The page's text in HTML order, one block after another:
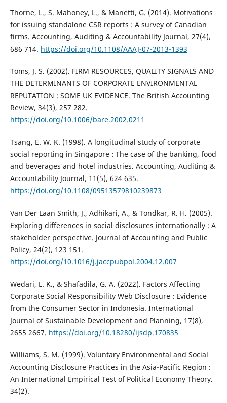
Thorne, L., S. Mahoney, L., & Manetti, G. (2014). Motivations
for issuing standalone CSR reports : A survey of Canadian
firms. Accounting, Auditing & Accountability Journal, 27(4),
686 714. https://doi.org/10.1108/AAAJ-07-2013-1393
Toms, J. S. (2002). FIRM RESOURCES, QUALITY SIGNALS AND
THE DETERMINANTS OF CORPORATE ENVIRONMENTAL
REPUTATION : SOME UK EVIDENCE. The British Accounting
Review, 34(3), 257 282.
https://doi.org/10.1006/bare.2002.0211
Tsang, E. W. K. (1998). A longitudinal study of corporate
social reporting in Singapore : The case of the banking, food
and beverages and hotel industries. Accounting, Auditing &
Accountability Journal, 11(5), 624 635.
https://doi.org/10.1108/09513579810239873
Van Der Laan Smith, J., Adhikari, A., & Tondkar, R. H. (2005).
Exploring differences in social disclosures internationally : A
stakeholder perspective. Journal of Accounting and Public
Policy, 24(2), 123 151.
https://doi.org/10.1016/j.jaccpubpol.2004.12.007
Wedari, L. K., & Shafadila, G. A. (2022). Factors Affecting
Corporate Social Responsibility Web Disclosure : Evidence
from the Consumer Sector in Indonesia. International
Journal of Sustainable Development and Planning, 17(8),
2655 2667. https://doi.org/10.18280/ijsdp.170835
Williams, S. M. (1999). Voluntary Environmental and Social
Accounting Disclosure Practices in the Asia-Pacific Region :
An International Empirical Test of Political Economy Theory.
34(2).